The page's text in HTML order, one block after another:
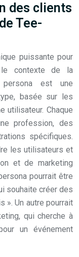
des clients
Tee-
puissante pour
contexte de la
persona est une
basée sur les
utilisateur. Chaque
profession, des
spécifiques.
les utilisateurs et
et de marketing
pourrait être
souhaite créer des
». Un autre pourrait
qui cherche à
un événement